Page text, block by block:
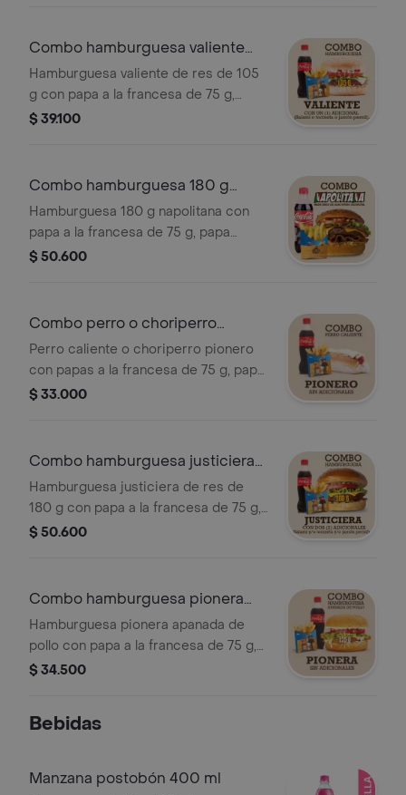
Combo hamburguesa valiente
105 g
Hamburguesa valiente de res de 105
g con papa a la francesa de 75 g,
papa criolla de 100 g o papa casco
$ 39.100
Combo hamburguesa 180 g
napolitana
Hamburguesa 180 g napolitana con
papa a la francesa de 75 g, papa
criolla de 100 g o papa casco de 100
$ 50.600
Combo perro o choriperro
pionero
Perro caliente o choriperro pionero
con papas a la francesa de 75 g, papa
criolla de 100 g o papa casco de 100
$ 33.000
Combo hamburguesa justiciera
180 g
Hamburguesa justiciera de res de
180 g con papa a la francesa de 75 g,
papa criolla de 100 g o papa casco
$ 50.600
Combo hamburguesa pionera
apanada pollo
Hamburguesa pionera apanada de
pollo con papa a la francesa de 75 g,
papa criolla de 100 g o papa casco
$ 34.500
Bebidas
Manzana postobón 400 ml